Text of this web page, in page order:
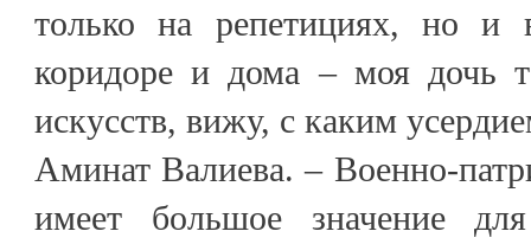
только на репетициях, но и
коридоре и дома – моя дочь
искусств, вижу, с каким
Аминат Валиева. – Военно-
имеет большое значение